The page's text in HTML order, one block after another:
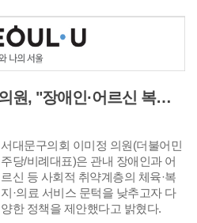
면 개선했다고 4일 밝혔다.
서대문구의회 이미정 의원, "장애인·어르신 복지 사각지대 줄인다"
서대문구의회 이미정 의원(더불어민
주당/비례대표)은 관내 장애인과 어
르신 등 사회적 취약계층의 체육·복
지·의료 서비스 문턱을 낮추고자 다
양한 정책을 제안했다고 밝혔다.